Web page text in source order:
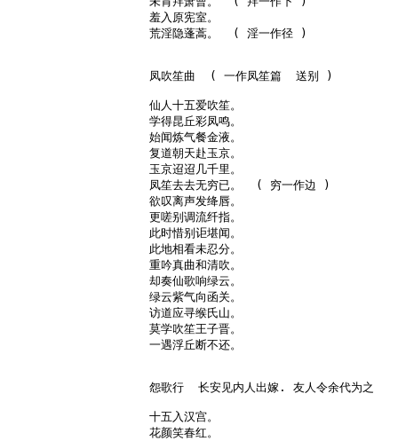
羞入原宪室。
荒淫隐蓬蒿。  ( 淫一作径 )
凤吹笙曲  ( 一作凤笙篇  送别 )
仙人十五爱吹笙。
学得昆丘彩凤鸣。
始闻炼气餐金液。
复道朝天赴玉京。
玉京迢迢几千里。
凤笙去去无穷已。  ( 穷一作边 )
欲叹离声发绛唇。
更嗟别调流纤指。
此时惜别讵堪闻。
此地相看未忍分。
重吟真曲和清吹。
却奏仙歌响绿云。
绿云紫气向函关。
访道应寻缑氏山。
莫学吹笙王子晋。
一遇浮丘断不还。
怨歌行  长安见内人出嫁. 友人令余代为之
十五入汉宫。
花颜笑春红。